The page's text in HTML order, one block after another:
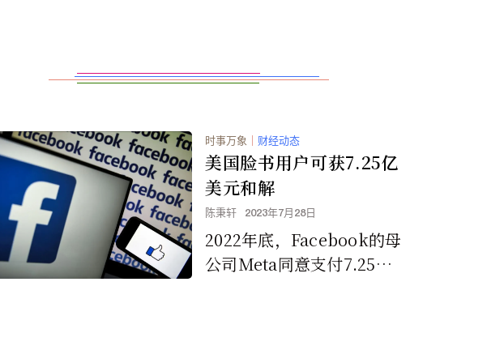
时事万象 ｜ 财经动态
美国脸书用户可获7.25亿
美元和解
陈秉轩 2023年7月28日
2022年底，Facebook的母
公司Meta同意支付7.25亿